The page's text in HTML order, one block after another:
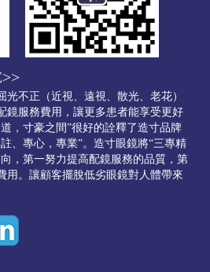
光不正（近視、遠視、散光、老花）
鏡服務費用，讓更多患者能享受更好
，寸豪之間”很好的詮釋了造寸品牌
、專心，專業”。造寸眼鏡將“三專精
，第一努力提高配鏡服務的品質，第
用。讓顧客擺脫低劣眼鏡對人體帶來